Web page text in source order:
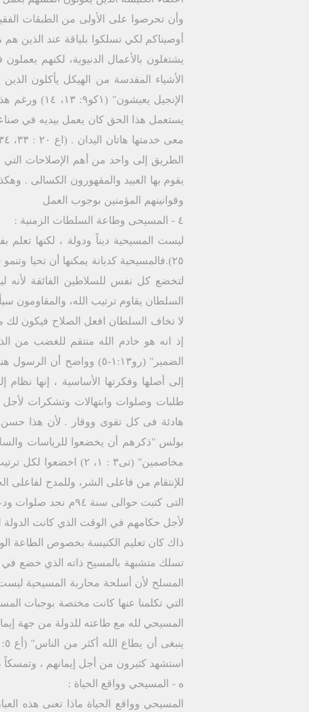
وأن تحرصوا على الأولى من الطبقات
يشتغلون بالأعمال الدنيوية، لكنهم
الأشياء المقدسة من الهيكل يأكلون
الإنجيل
يستعمل هذا الحق كان يعمل بيديه في
الطريق إلى واحد من أهم الإصلاحات التي
يقوم بها العبيد والمقهورون الكسالى .
وقوانينهم المؤمنين بوجوب العمل
٤ - المسيحى وطاعة السلطات الزمنية :
٢٥).فالمسيحية كديانة يمكنها أن
لتخضع كل نفس للسلاطين الفائقة لأنه
السلطان يقاوم ترتيب الله، والمقاومون
لا تخاف السلطان افعل الصلاح فيكون لك
إذ انه هو خادم الله منتقم للغضب
الضمير" (رو١:١٣-٥) وواضح
إلى أصلها وفكرتها الأساسية ، إنها
طلبات وصلوات وابتهالات وتشكرات
بولس "ذكرهم أن يخضعوا للرياسات
مخاصمين" (تی٣ : ۱،
التى كتبت حوالى
لأجل حكامهم في الوقت الذي كانت الدولة
ذاك كان تعليم الكنيسة بخصوص الطاعة
تسلك متشبهة بالمسيح ذاته الذي خضع في
المسلح لأن أسلحة محاربة المسيحية
التي تكلمنا عنها كانت مختصة بوجبات
المسيحي لله مع طاعته للدولة من جهة
استشهد كثيرون من أجل إيمانهم ، وتمسكاً
ه - المسيحي وواقع الحياة :
المسيحي وواقع الحياة ماذا تعنى هذه